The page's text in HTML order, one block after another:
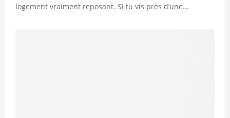
logement vraiment reposant. Si tu vis près d’une...